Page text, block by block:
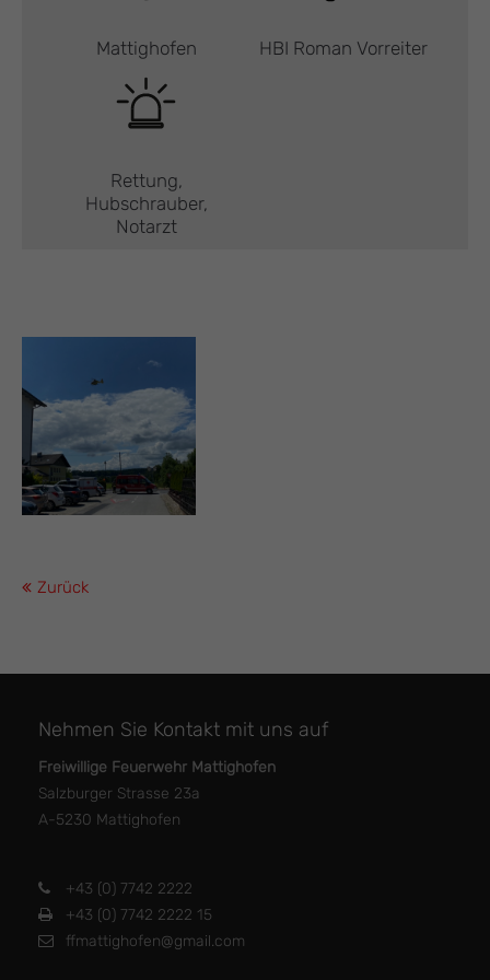
Mattighofen HBI Roman Vorreiter
Rettung,
Hubschrauber,
Notarzt
Zurück
Nehmen Sie Kontakt mit uns auf
Freiwillige Feuerwehr Mattighofen
Salzburger Strasse 23a
A-5230 Mattighofen
+43 (0) 7742 2222
+43 (0) 7742 2222 15
ffmattighofen@gmail.com